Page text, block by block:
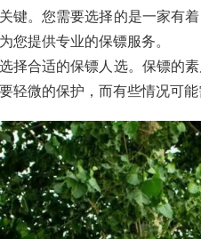
键。您需要选择的是一家有
您提供专业的保镖服务。
择合适的保镖人选。保镖的
轻微的保护，而有些情况可能